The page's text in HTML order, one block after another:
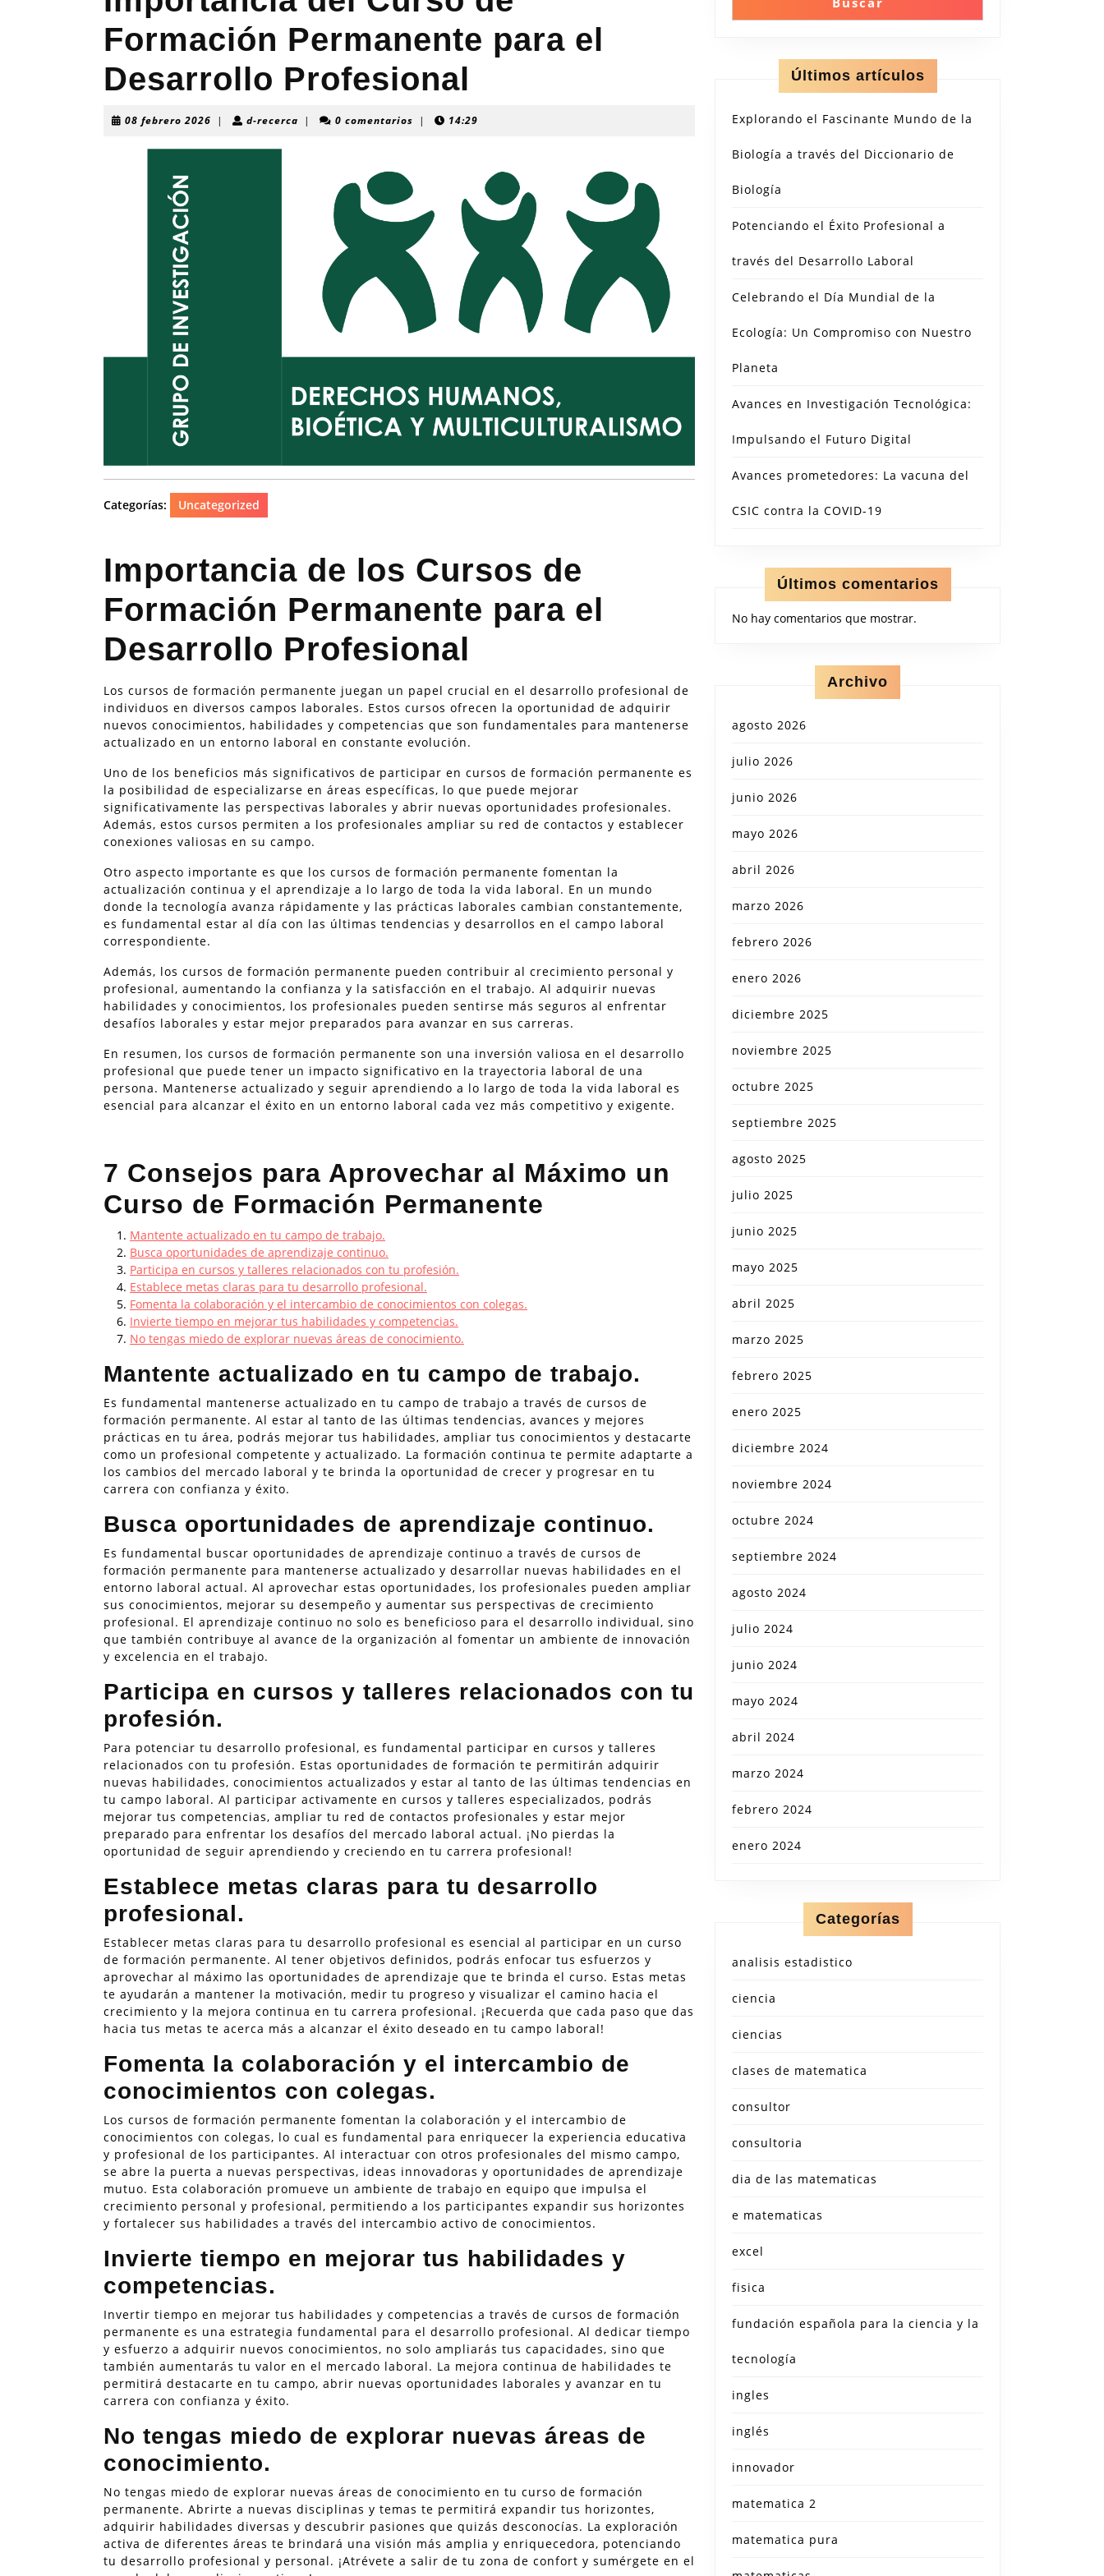
Formación Permanente para el
Desarrollo Profesional
08 febrero 2026 08
2026
| d-recerca d-| 0 comentarios | 14:29
Categorías: Uncategorized
Importancia de los Cursos de
Formación Permanente para el
Desarrollo Profesional
Los cursos de formación permanente juegan un papel crucial en el desarrollo profesional de
individuos en diversos campos laborales. Estos cursos ofrecen la oportunidad de adquirir
nuevos conocimientos, habilidades y competencias que son fundamentales para mantenerse
actualizado en un entorno laboral en constante evolución.
Uno de los beneficios más significativos de participar en cursos de formación permanente es
la posibilidad de especializarse en áreas específicas, lo que puede mejorar
significativamente las perspectivas laborales y abrir nuevas oportunidades profesionales.
Además, estos cursos permiten a los profesionales ampliar su red de contactos y establecer
conexiones valiosas en su campo.
Otro aspecto importante es que los cursos de formación permanente fomentan la
actualización continua y el aprendizaje a lo largo de toda la vida laboral. En un mundo
donde la tecnología avanza rápidamente y las prácticas laborales cambian constantemente,
es fundamental estar al día con las últimas tendencias y desarrollos en el campo laboral
correspondiente.
Además, los cursos de formación permanente pueden contribuir al crecimiento personal y
profesional, aumentando la confianza y la satisfacción en el trabajo. Al adquirir nuevas
habilidades y conocimientos, los profesionales pueden sentirse más seguros al enfrentar
desafíos laborales y estar mejor preparados para avanzar en sus carreras.
En resumen, los cursos de formación permanente son una inversión valiosa en el desarrollo
profesional que puede tener un impacto significativo en la trayectoria laboral de una
persona. Mantenerse actualizado y seguir aprendiendo a lo largo de toda la vida laboral es
esencial para alcanzar el éxito en un entorno laboral cada vez más competitivo y exigente.
7 Consejos para Aprovechar al Máximo un
Curso de Formación Permanente
Mantente actualizado en tu campo de trabajo.
Busca oportunidades de aprendizaje continuo.
Participa en cursos y talleres relacionados con tu profesión.
Establece metas claras para tu desarrollo profesional.
Fomenta la colaboración y el intercambio de conocimientos con colegas.
Invierte tiempo en mejorar tus habilidades y competencias.
No tengas miedo de explorar nuevas áreas de conocimiento.
Mantente actualizado en tu campo de trabajo.
Es fundamental mantenerse actualizado en tu campo de trabajo a través de cursos de
formación permanente. Al estar al tanto de las últimas tendencias, avances y mejores
prácticas en tu área, podrás mejorar tus habilidades, ampliar tus conocimientos y destacarte
como un profesional competente y actualizado. La formación continua te permite adaptarte a
los cambios del mercado laboral y te brinda la oportunidad de crecer y progresar en tu
carrera con confianza y éxito.
Busca oportunidades de aprendizaje continuo.
Es fundamental buscar oportunidades de aprendizaje continuo a través de cursos de
formación permanente para mantenerse actualizado y desarrollar nuevas habilidades en el
entorno laboral actual. Al aprovechar estas oportunidades, los profesionales pueden ampliar
sus conocimientos, mejorar su desempeño y aumentar sus perspectivas de crecimiento
profesional. El aprendizaje continuo no solo es beneficioso para el desarrollo individual, sino
que también contribuye al avance de la organización al fomentar un ambiente de innovación
y excelencia en el trabajo.
Participa en cursos y talleres relacionados con tu
profesión.
Para potenciar tu desarrollo profesional, es fundamental participar en cursos y talleres
relacionados con tu profesión. Estas oportunidades de formación te permitirán adquirir
nuevas habilidades, conocimientos actualizados y estar al tanto de las últimas tendencias en
tu campo laboral. Al participar activamente en cursos y talleres especializados, podrás
mejorar tus competencias, ampliar tu red de contactos profesionales y estar mejor
preparado para enfrentar los desafíos del mercado laboral actual. ¡No pierdas la
oportunidad de seguir aprendiendo y creciendo en tu carrera profesional!
Establece metas claras para tu desarrollo
profesional.
Establecer metas claras para tu desarrollo profesional es esencial al participar en un curso
de formación permanente. Al tener objetivos definidos, podrás enfocar tus esfuerzos y
aprovechar al máximo las oportunidades de aprendizaje que te brinda el curso. Estas metas
te ayudarán a mantener la motivación, medir tu progreso y visualizar el camino hacia el
crecimiento y la mejora continua en tu carrera profesional. ¡Recuerda que cada paso que das
hacia tus metas te acerca más a alcanzar el éxito deseado en tu campo laboral!
Fomenta la colaboración y el intercambio de
conocimientos con colegas.
Los cursos de formación permanente fomentan la colaboración y el intercambio de
conocimientos con colegas, lo cual es fundamental para enriquecer la experiencia educativa
y profesional de los participantes. Al interactuar con otros profesionales del mismo campo,
se abre la puerta a nuevas perspectivas, ideas innovadoras y oportunidades de aprendizaje
mutuo. Esta colaboración promueve un ambiente de trabajo en equipo que impulsa el
crecimiento personal y profesional, permitiendo a los participantes expandir sus horizontes
y fortalecer sus habilidades a través del intercambio activo de conocimientos.
Invierte tiempo en mejorar tus habilidades y
competencias.
Invertir tiempo en mejorar tus habilidades y competencias a través de cursos de formación
permanente es una estrategia fundamental para el desarrollo profesional. Al dedicar tiempo
y esfuerzo a adquirir nuevos conocimientos, no solo ampliarás tus capacidades, sino que
también aumentarás tu valor en el mercado laboral. La mejora continua de habilidades te
permitirá destacarte en tu campo, abrir nuevas oportunidades laborales y avanzar en tu
carrera con confianza y éxito.
No tengas miedo de explorar nuevas áreas de
conocimiento.
No tengas miedo de explorar nuevas áreas de conocimiento en tu curso de formación
permanente. Abrirte a nuevas disciplinas y temas te permitirá expandir tus horizontes,
adquirir habilidades diversas y descubrir pasiones que quizás desconocías. La exploración
activa de diferentes áreas te brindará una visión más amplia y enriquecedora, potenciando
tu desarrollo profesional y personal. ¡Atrévete a salir de tu zona de confort y sumérgete en el
Últimos artículos
Explorando el Fascinante Mundo de la
Biología a través del Diccionario de
Biología
Potenciando el Éxito Profesional a
través del Desarrollo Laboral
Celebrando el Día Mundial de la
Ecología: Un Compromiso con Nuestro
Planeta
Avances en Investigación Tecnológica:
Impulsando el Futuro Digital
Avances prometedores: La vacuna del
CSIC contra la COVID-19
Últimos comentarios
No hay comentarios que mostrar.
Archivo
agosto 2026
julio 2026
junio 2026
mayo 2026
abril 2026
marzo 2026
febrero 2026
enero 2026
diciembre 2025
noviembre 2025
octubre 2025
septiembre 2025
agosto 2025
julio 2025
junio 2025
mayo 2025
abril 2025
marzo 2025
febrero 2025
enero 2025
diciembre 2024
noviembre 2024
octubre 2024
septiembre 2024
agosto 2024
julio 2024
junio 2024
mayo 2024
abril 2024
marzo 2024
febrero 2024
enero 2024
Categorías
analisis estadistico
ciencia
ciencias
clases de matematica
consultor
consultoria
dia de las matematicas
e matematicas
excel
fisica
fundación española para la ciencia y la
tecnología
ingles
inglés
innovador
matematica 2
matematica pura